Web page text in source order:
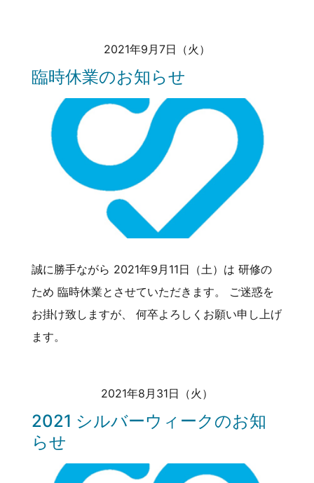
2021年9月7日（火）
臨時休業のお知らせ
誠に勝手ながら 2021年9月11日（土）は 研修の
ため 臨時休業とさせていただきます。 ご迷惑を
お掛け致しますが、 何卒よろしくお願い申し上げ
ます。
2021年8月31日（火）
2021 シルバーウィークのお知
らせ